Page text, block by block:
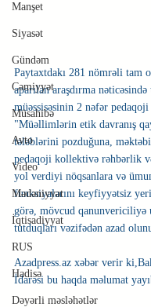
Manşet
Siyasət
Gündəm
Cəmiyyət
Müsahibə
Avto
Video
Mədəniyyət
İqtisadiyyat
RUS
Hadisə
Dəyərli məsləhətlər
Paytaxtdakı 281 nömrəli tam
aparılan araşdırma nəticəsində
müəssisəsinin 2 nəfər
"Müəllimlərin etik davranış
tələblərini pozduğuna,
pedaqoji kollektivə rəhbərlik
yol verdiyi nöqsanlara və
funksiyalarını keyfiyyətsiz
görə, mövcud qanunvericiliyə
tutduqları vəzifədən azad
Azadpress.az xəbər verir
İdarəsi bu haqda məlumat